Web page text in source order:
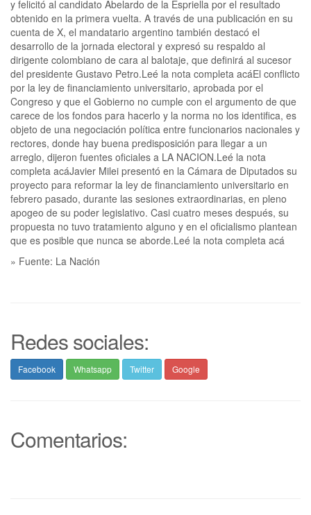
y felicitó al candidato Abelardo de la Espriella por el resultado
obtenido en la primera vuelta. A través de una publicación en su
cuenta de X, el mandatario argentino también destacó el
desarrollo de la jornada electoral y expresó su respaldo al
dirigente colombiano de cara al balotaje, que definirá al sucesor
del presidente Gustavo Petro.Leé la nota completa acáEl conflicto
por la ley de financiamiento universitario, aprobada por el
Congreso y que el Gobierno no cumple con el argumento de que
carece de los fondos para hacerlo y la norma no los identifica, es
objeto de una negociación política entre funcionarios nacionales y
rectores, donde hay buena predisposición para llegar a un
arreglo, dijeron fuentes oficiales a LA NACION.Leé la nota
completa acáJavier Milei presentó en la Cámara de Diputados su
proyecto para reformar la ley de financiamiento universitario en
febrero pasado, durante las sesiones extraordinarias, en pleno
apogeo de su poder legislativo. Casi cuatro meses después, su
propuesta no tuvo tratamiento alguno y en el oficialismo plantean
que es posible que nunca se aborde.Leé la nota completa acá
» Fuente: La Nación
Redes sociales:
Facebook Whatsapp Twitter Google
Comentarios: